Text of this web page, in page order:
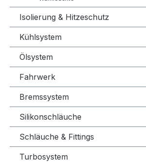
Isolierung & Hitzeschutz
Kühlsystem
Ölsystem
Fahrwerk
Bremssystem
Silikonschläuche
Schläuche & Fittings
Turbosystem